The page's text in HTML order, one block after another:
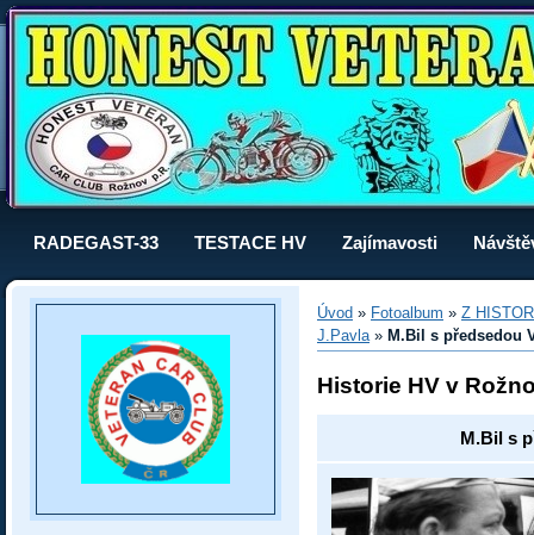
RADEGAST-33 TESTACE HV Zajímavosti
Úvod » Fotoalbum » Z
J.Pavla» M.Bil s předsedou
Historie HV v
M.Bil s